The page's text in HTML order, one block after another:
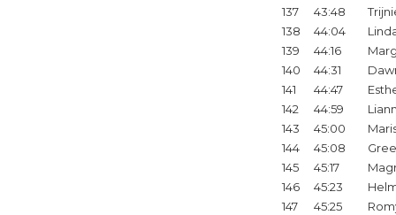
137
43:48
138
44:04
139
44:16
140
44:31
141
44:47
142
44:59
143
45:00
144
45:08
145
45:17
146
45:23
147
45:25